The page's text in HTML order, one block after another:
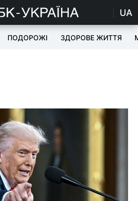
UA
ПОДОРОЖІ ЗДОРОВЕ ЖИТТЯ